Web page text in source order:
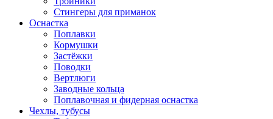
Стингеры для приманок
Оснастка
Поплавки
Кормушки
Застёжки
Поводки
Вертлюги
Заводные кольца
Поплавочная и фидерная оснастка
Чехлы, тубусы